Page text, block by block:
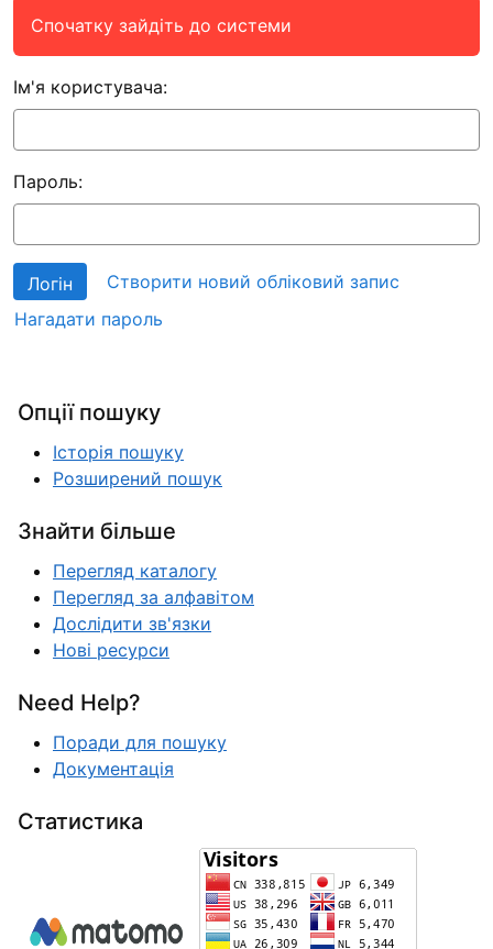
Спочатку зайдіть до системи
Ім'я користувача:
Пароль:
Створити новий обліковий запис
Нагадати пароль
Опції пошуку
Історія пошуку
Розширений пошук
Знайти більше
Перегляд каталогу
Перегляд за алфавітом
Дослідити зв'язки
Нові ресурси
Need Help?
Поради для пошуку
Документація
Статистика